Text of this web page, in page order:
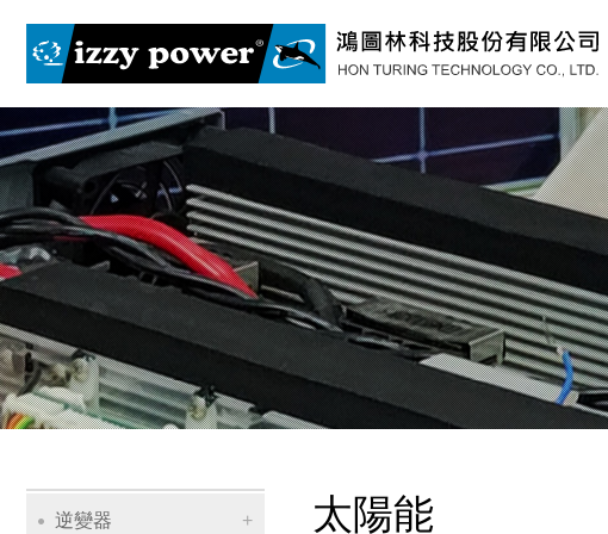
太陽能
逆變器